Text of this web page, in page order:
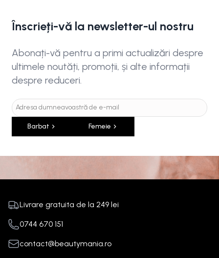
Înscrieți-vă la newsletter-ul nostru
Abonați-vă pentru a primi actualizări despre
ultimele noutăți, promoții, și alte informații
despre reduceri.
Barbat Femeie
Livrare gratuita de la 249 lei
0744 670 151
contact@beautymania.ro